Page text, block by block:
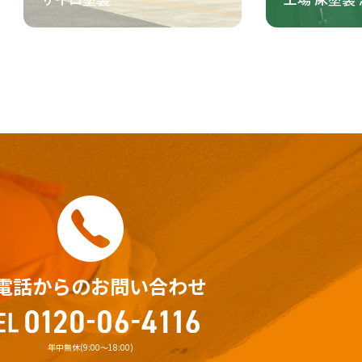
話からのお問い合わせ
年中無休(9:00〜18:00)